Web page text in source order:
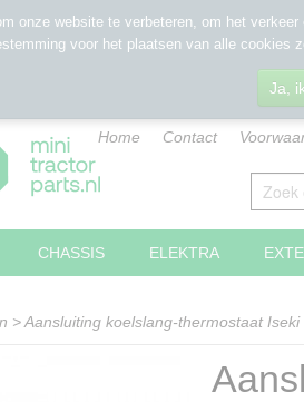
Home Contact
CHASSIS ELEKTRA
>Aansluiting koelslang-thermostaat
onze website te verbeteren, om het
voor het plaatsen van alle cookies
Ja,